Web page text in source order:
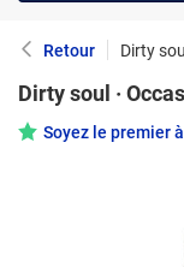
Retour Dirty
Dirty soul ·
Soyez le premier